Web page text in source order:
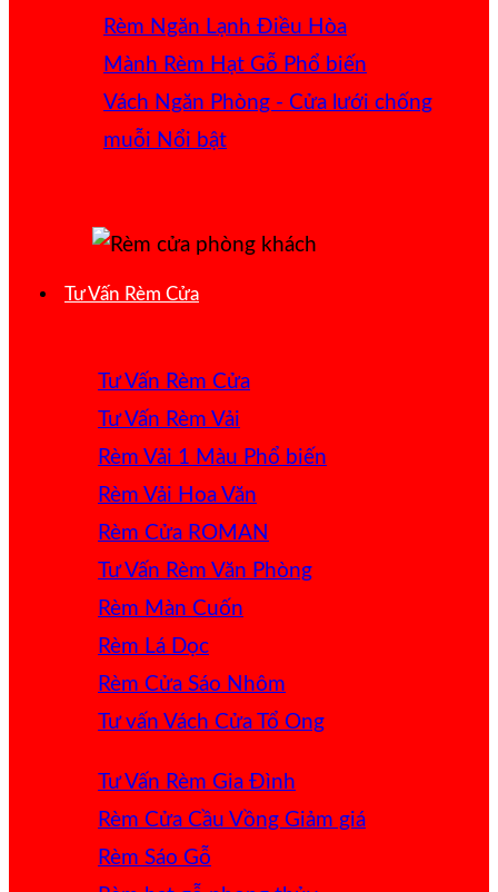
Rèm Ngăn Lạnh Điều Hòa
Mành Rèm Hạt Gỗ
Vách Ngăn Phòng - Cửa lưới chống
muỗi
Tư Vấn Rèm Cửa
Tư Vấn Rèm Cửa
Tư Vấn Rèm Vải
Rèm Vải 1 Màu
Rèm Vải Hoa Văn
Rèm Cửa ROMAN
Tư Vấn Rèm Văn Phòng
Rèm Màn Cuốn
Rèm Lá Dọc
Rèm Cửa Sáo Nhôm
Tư vấn Vách Cửa Tổ Ong
Tư Vấn Rèm Gia Đình
Rèm Cửa Cầu Vồng
Rèm Sáo Gỗ